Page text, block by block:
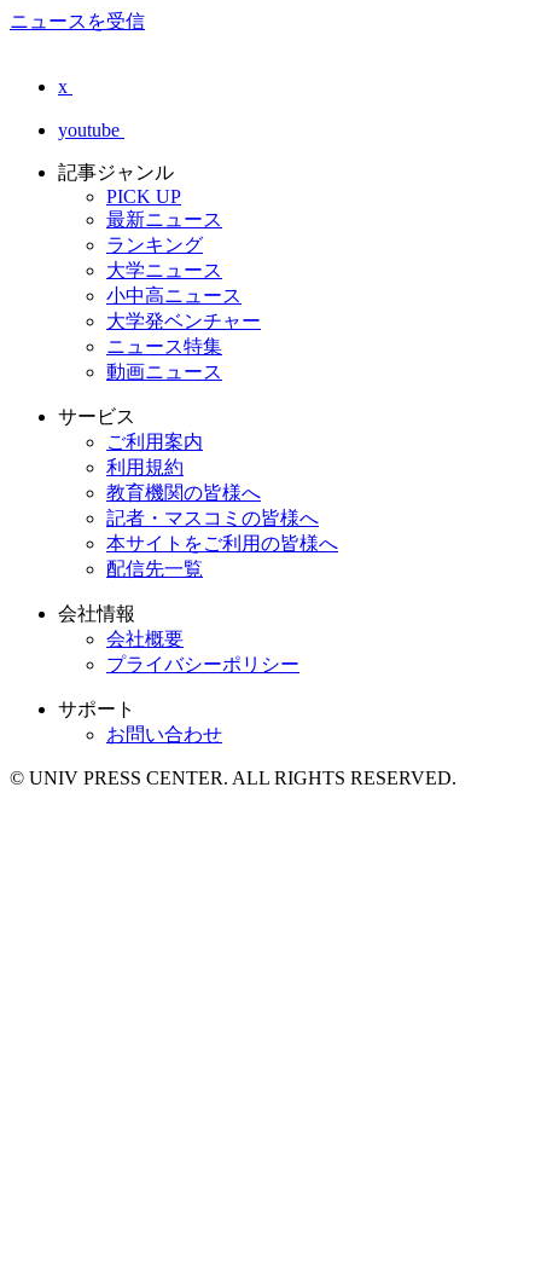
ニュースを受信
x
youtube
記事ジャンル
PICK UP
最新ニュース
ランキング
大学ニュース
小中高ニュース
大学発ベンチャー
ニュース特集
動画ニュース
サービス
ご利用案内
利用規約
教育機関の皆様へ
記者・マスコミの皆様へ
本サイトをご利用の皆様へ
配信先一覧
会社情報
会社概要
プライバシーポリシー
サポート
お問い合わせ
© UNIV PRESS CENTER. ALL RIGHTS RESERVED.